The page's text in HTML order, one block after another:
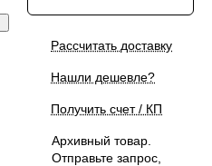
Рассчитать доставку
Нашли дешевле?
Получить счет / КП
Архивный товар.
Отправьте запрос,